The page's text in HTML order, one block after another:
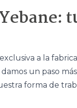
a la
un paso
forma de